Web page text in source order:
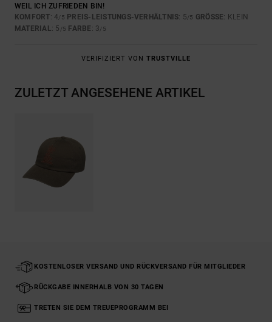
WEIL ICH ZUFRIEDEN BIN!
KOMFORT: 4/5 PREIS-LEISTUNGS-VERHÄLTNIS: 5/5 GRÖSSE : KLEIN
MATERIAL: 5 /5 FARBE : 3/5
VERIFIZIERT VON TRUSTVILLE
ZULETZT ANGESEHENE ARTIKEL
KOSTENLOSER VERSAND UND RÜCKVERSAND FÜR MITGLIEDER
RÜCKGABE INNERHALB VON 30 TAGEN
TRETEN SIE DEM TREUEPROGRAMM BEI